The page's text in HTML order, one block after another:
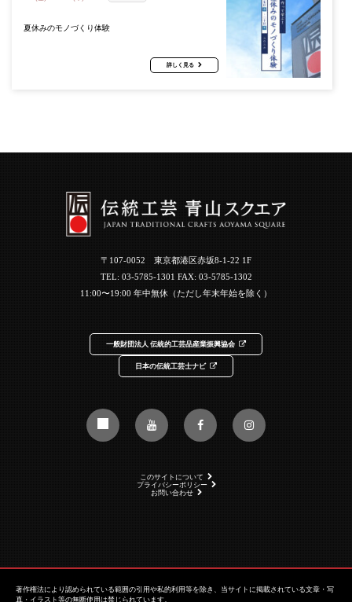
夏休みのモノづくり体験
詳しく見る
〒107-0052 東京都港区赤坂8-1-22 1F
TEL: 03-5785-1301 FAX: 03-5785-1302
11:00〜19:00 年中無休（ただし年末年始を除く）
一般財団法人 伝統的工芸品産業振興協会
日本の伝統工芸士ナビ
このサイトについて
プライバシーポリシー
お問い合わせ
著作権法により認められている範囲の引用や私的利用等を除き、当サイトに掲載されている文章・写
真・イラスト等の無断使用は禁じられています。